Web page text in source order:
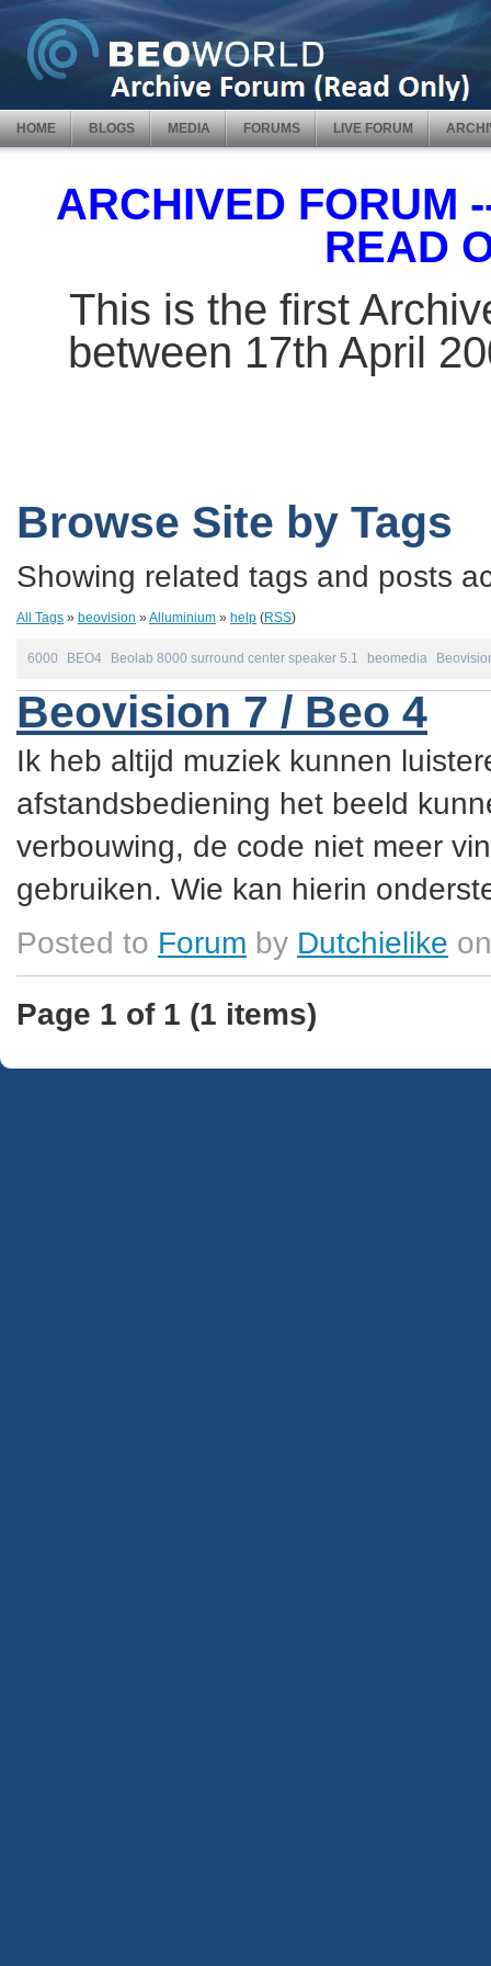
HOME BLOGS MEDIA FORUMS LIVE FORUM
ARCHIVED FORUM
READ
This is the first
between 17th April
Browse Site by Tags
Showing related tags and posts
All Tags » beovision »Alluminium » help (RSS)
6000 BEO4 Beolab 8000 surround center speaker 5.1 beomedia
Beovision 7 / Beo 4
Ik heb altijd muziek kunnen
afstandsbediening het beeld
verbouwing, de code niet meer
gebruiken. Wie kan hierin
Posted to Forum by Dutchielike
Page 1 of 1 (1 items)